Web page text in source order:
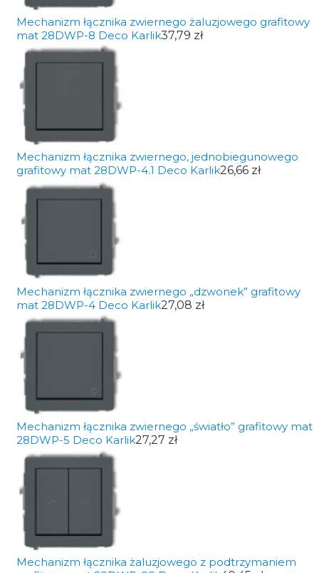
Mechanizm łącznika zwiernego żaluzjowego grafitowy
mat 28DWP-8 Deco Karlik37,79 zł
Mechanizm łącznika zwiernego, jednobiegunowego
grafitowy mat 28DWP-4.1 Deco Karlik26,66 zł
Mechanizm łącznika zwiernego „dzwonek” grafitowy
mat 28DWP-4 Deco Karlik27,08 zł
Mechanizm łącznika zwiernego „światło” grafitowy mat
28DWP-5 Deco Karlik27,27 zł
Mechanizm łącznika żaluzjowego z podtrzymaniem